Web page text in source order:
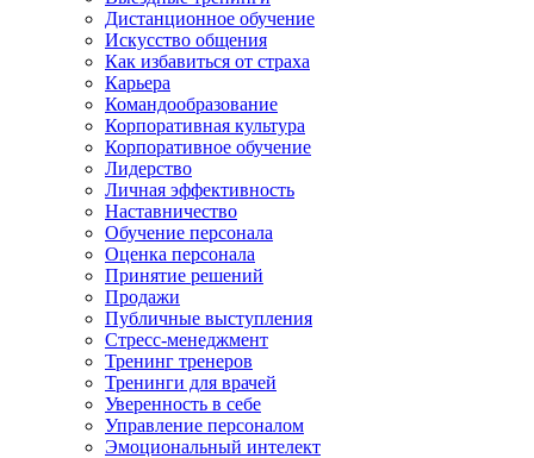
Дистанционное обучение
Искусство общения
Как избавиться от страха
Карьера
Командообразование
Корпоративная культура
Корпоративное обучение
Лидерство
Личная эффективность
Наставничество
Обучение персонала
Оценка персонала
Принятие решений
Продажи
Публичные выступления
Стресс-менеджмент
Тренинг тренеров
Тренинги для врачей
Уверенность в себе
Управление персоналом
Эмоциональный интелект